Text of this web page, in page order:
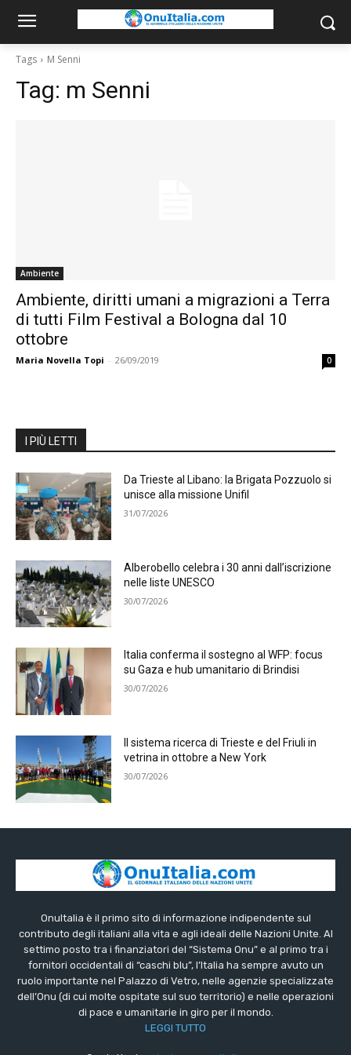
Tags M Senni
Tag: m Senni
Ambiente
Ambiente, diritti umani a migrazioni a Terra
di tutti Film Festival a Bologna dal 10
ottobre
Maria Novella Topi - 26/09/2019 0
I PIÙ LETTI
Da Trieste al Libano: la Brigata Pozzuolo si
unisce alla missione Unifil
31/07/2026
Alberobello celebra i 30 anni dall’iscrizione
nelle liste UNESCO
30/07/2026
Italia conferma il sostegno al WFP: focus
su Gaza e hub umanitario di Brindisi
30/07/2026
Il sistema ricerca di Trieste e del Friuli in
vetrina in ottobre a New York
30/07/2026
OnuItalia è il primo sito di informazione indipendente sul
contributo degli italiani alla vita e agli ideali delle Nazioni Unite. Al
settimo posto tra i finanziatori del “Sistema Onu” e al primo tra i
fornitori occidentali di “caschi blu”, l’Italia ha sempre avuto un
ruolo importante nel Palazzo di Vetro, nelle agenzie specializzate
dell’Onu (di cui molte ospitate sul suo territorio) e nelle operazioni
di pace e umanitarie in giro per il mondo.
LEGGI TUTTO